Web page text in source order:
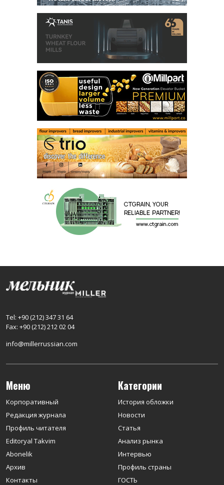
Tel: +90 (212) 347 31 64
Fax: +90 (212) 212 02 04
info@millerrussian.com
Меню
Корпоративный
Редакция журнала
Профиль читателя
Editoryal Takvim
Abonelik
Архив
Контакты
Категории
История обложки
Новости
Статья
Анализ рынка
Интервью
Профиль страны
ГОСТЬ